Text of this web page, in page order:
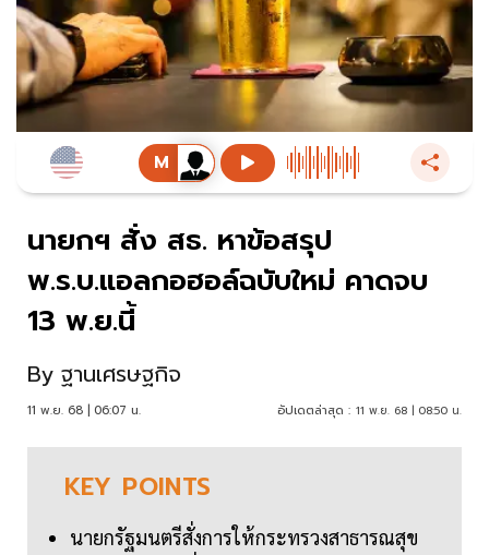
นายกฯ สั่ง สธ. หาข้อสรุป
พ.ร.บ.แอลกอฮอล์ฉบับใหม่ คาดจบ
13 พ.ย.นี้
By ฐานเศรษฐกิจ
11 พ.ย. 68 | 06:07 น. อัปเดตล่าสุด : 11 พ.ย. 68 | 08:50 น.
KEY POINTS
นายกรัฐมนตรีสั่งการให้กระทรวงสาธารณสุข